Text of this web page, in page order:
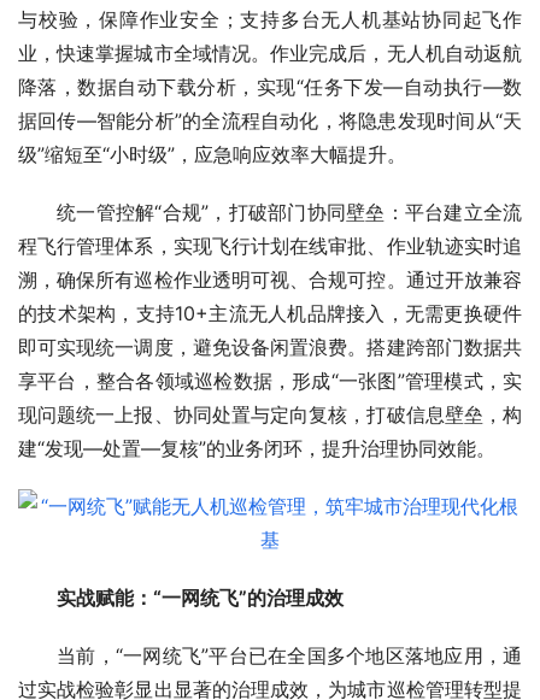
与校验，保障作业安全；支持多台无人机基站协同起飞作
业，快速掌握城市全域情况。作业完成后，无人机自动返航
降落，数据自动下载分析，实现“任务下发—自动执行—数
据回传—智能分析”的全流程自动化，将隐患发现时间从“天
级”缩短至“小时级”，应急响应效率大幅提升。
统一管控解“合规”，打破部门协同壁垒：平台建立全流
程飞行管理体系，实现飞行计划在线审批、作业轨迹实时追
溯，确保所有巡检作业透明可视、合规可控。通过开放兼容
的技术架构，支持10+主流无人机品牌接入，无需更换硬件
即可实现统一调度，避免设备闲置浪费。搭建跨部门数据共
享平台，整合各领域巡检数据，形成“一张图”管理模式，实
现问题统一上报、协同处置与定向复核，打破信息壁垒，构
建“发现—处置—复核”的业务闭环，提升治理协同效能。
实战赋能： “一网统飞”的治理成效
当前，“一网统飞”平台已在全国多个地区落地应用，通
过实战检验彰显出显著的治理成效，为城市巡检管理转型提